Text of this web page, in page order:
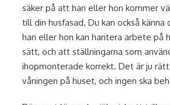
säker på att han eller hon kommer
till din husfasad. Du kan också
han eller hon kan hantera arbete på
sätt, och att ställningarna som
ihopmonterade korrekt. Det är ju
våningen på huset, och ingen ska